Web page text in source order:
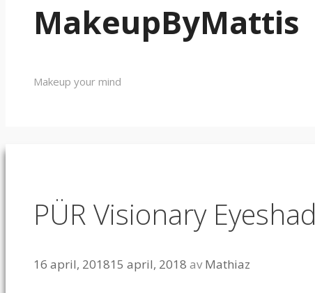
MakeupByMattis
Makeup your mind
PÜR Visionary
16 april, 201815 april, 2018 avMathiaz